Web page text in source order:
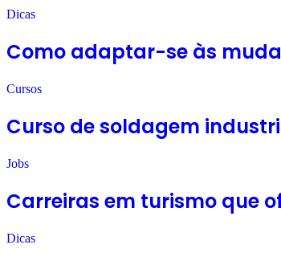
Dicas
Como adaptar-se às
Cursos
Curso de soldagem
Jobs
Carreiras em turismo que
Dicas